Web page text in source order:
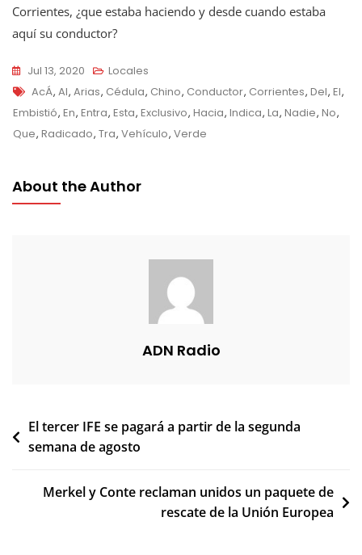
Corrientes, ¿que estaba haciendo y desde cuando estaba
aquí su conductor?
Jul 13, 2020
Locales
Tags
AcÁ, Al, Arias, Cédula, Chino, Conductor, Corrientes, Del, El,
Embistió, En, Entra, Esta, Exclusivo, Hacia, Indica, La, Nadie, No,
Que, Radicado, Tra, Vehículo, Verde
About the Author
ADN Radio
Navegación
de
El tercer IFE se pagará a partir de la segunda
semana de agosto
Merkel y Conte reclaman unidos un paquete de
rescate de la Unión Europea